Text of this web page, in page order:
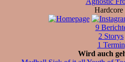
Hardcore
9
2 Storys
1 Termin
Wird auch